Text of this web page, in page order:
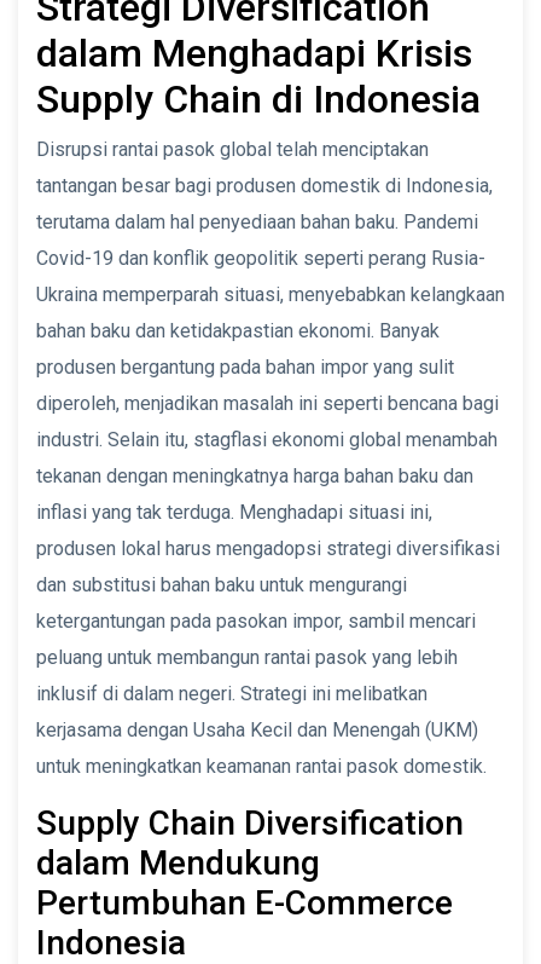
dalam Menghadapi Krisis
Supply Chain di Indonesia
Disrupsi rantai pasok global telah menciptakan
tantangan besar bagi produsen domestik di Indonesia,
terutama dalam hal penyediaan bahan baku. Pandemi
Covid-19 dan konflik geopolitik seperti perang Rusia-
Ukraina memperparah situasi, menyebabkan kelangkaan
bahan baku dan ketidakpastian ekonomi. Banyak
produsen bergantung pada bahan impor yang sulit
diperoleh, menjadikan masalah ini seperti bencana bagi
industri. Selain itu, stagflasi ekonomi global menambah
tekanan dengan meningkatnya harga bahan baku dan
inflasi yang tak terduga. Menghadapi situasi ini,
produsen lokal harus mengadopsi strategi diversifikasi
dan substitusi bahan baku untuk mengurangi
ketergantungan pada pasokan impor, sambil mencari
peluang untuk membangun rantai pasok yang lebih
inklusif di dalam negeri. Strategi ini melibatkan
kerjasama dengan Usaha Kecil dan Menengah (UKM)
untuk meningkatkan keamanan rantai pasok domestik.
Supply Chain Diversification
dalam Mendukung
Pertumbuhan E-Commerce
Indonesia